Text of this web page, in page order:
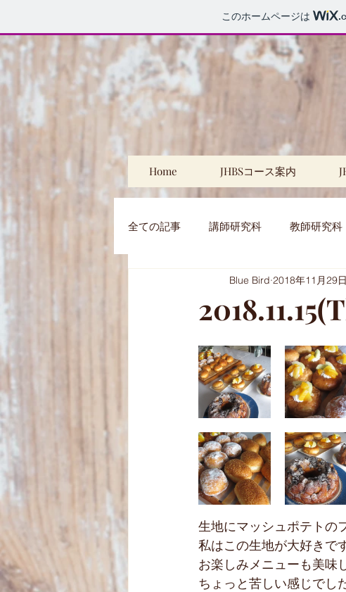
このホームページは
Home JHBSコース案内
全ての記事 講師研究科 教師研究科
プライベート
Blue Bird 2018年11月29日
生地にマッシュポテトの
私はこの生地が大好きで
お楽しみメニューも美味
ちょっと苦しい感じでし